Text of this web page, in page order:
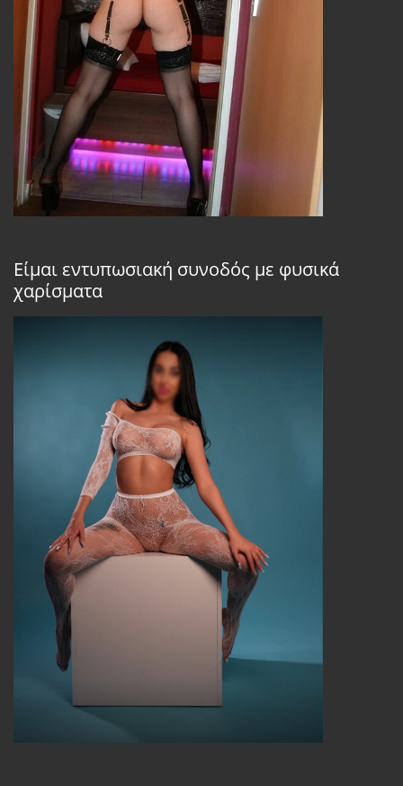
Είμαι εντυπωσιακή συνοδός με φυσικά
χαρίσματα